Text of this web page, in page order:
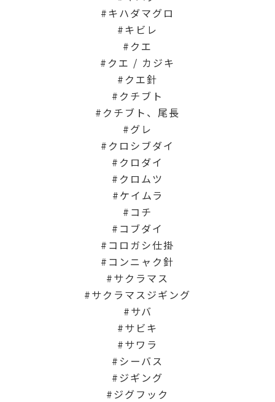
キハダマグロ
キビレ
クエ
クエ / カジキ
クエ針
クチブト
クチブト、尾長
グレ
クロシブダイ
クロダイ
クロムツ
ケイムラ
コチ
コブダイ
コロガシ仕掛
コンニャク針
サクラマス
サクラマスジギング
サバ
サビキ
サワラ
シーバス
ジギング
ジグフック